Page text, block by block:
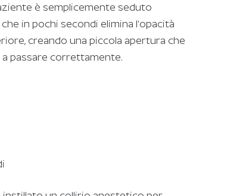
è semplicemente seduto
in pochi secondi elimina l’opacità
creando una piccola apertura che
passare correttamente.